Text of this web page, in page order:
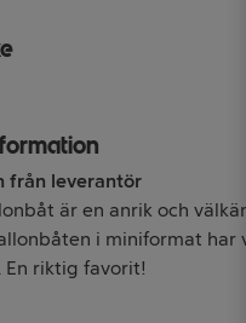
från leverantör
är en anrik och
i miniformat har
En riktig favorit!